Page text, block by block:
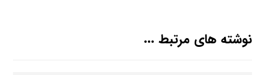
نوشته های مرتبط ...